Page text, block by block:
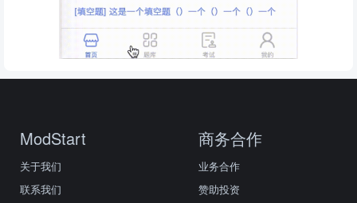
ModStart
关于我们
联系我们
商务合作
业务合作
赞助投资